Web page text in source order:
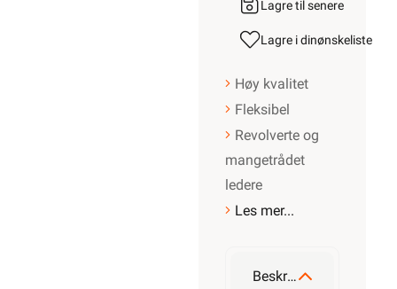
Lagre til senere
Lagre i dinønskeliste
Høy kvalitet
Fleksibel
Revolverte og
mangetrådet
ledere
Les mer...
Beskrivelse